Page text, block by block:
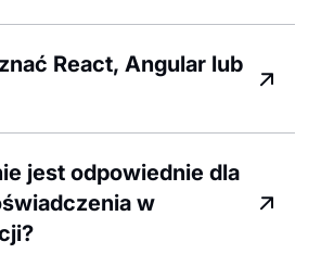
React, Angular lub
jest odpowiednie dla
w